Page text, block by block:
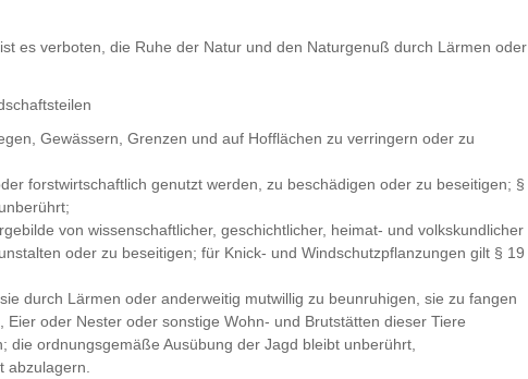
es verboten, die Ruhe der Natur und den Naturgenuß durch Lärmen oder
Gewässern, Grenzen und auf Hofflächen zu verringern oder zu
forstwirtschaftlich genutzt werden, zu beschädigen oder zu beseitigen; §
von wissenschaftlicher, geschichtlicher, heimat- und volkskundlicher
oder zu beseitigen; für Knick- und Windschutzpflanzungen gilt § 19
durch Lärmen oder anderweitig mutwillig zu beunruhigen, sie zu fangen
oder Nester oder sonstige Wohn- und Brutstätten dieser Tiere
die ordnungsgemäße Ausübung der Jagd bleibt unberührt,
abzulagern.